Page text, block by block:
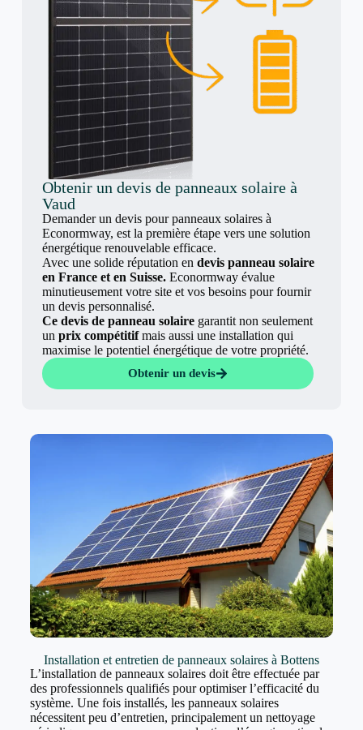
Obtenir un devis de panneaux solaire à
Vaud
Demander un devis pour panneaux solaires à
Econormway, est la première étape vers une solution
énergétique renouvelable efficace.
Avec une solide réputation en devis panneau solaire
en France et en Suisse.Econormway évalue
minutieusement votre site et vos besoins pour fournir
un devis personnalisé.
Ce devis de panneau solairegarantit non seulement
un prix compétitifmais aussi une installation qui
maximise le potentiel énergétique de votre propriété.
Obtenir un devis
Installation et entretien de panneaux solaires à Bottens
L’installation de panneaux solaires doit être effectuée par
des professionnels qualifiés pour optimiser l’efficacité du
système. Une fois installés, les panneaux solaires
nécessitent peu d’entretien, principalement un nettoyage